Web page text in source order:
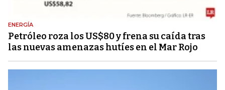
ENERGÍA
Petróleo roza los US$80 y frena su caída tras
las nuevas amenazas hutíes en el Mar Rojo